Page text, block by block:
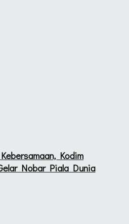
Kodim
Nobar Piala Dunia